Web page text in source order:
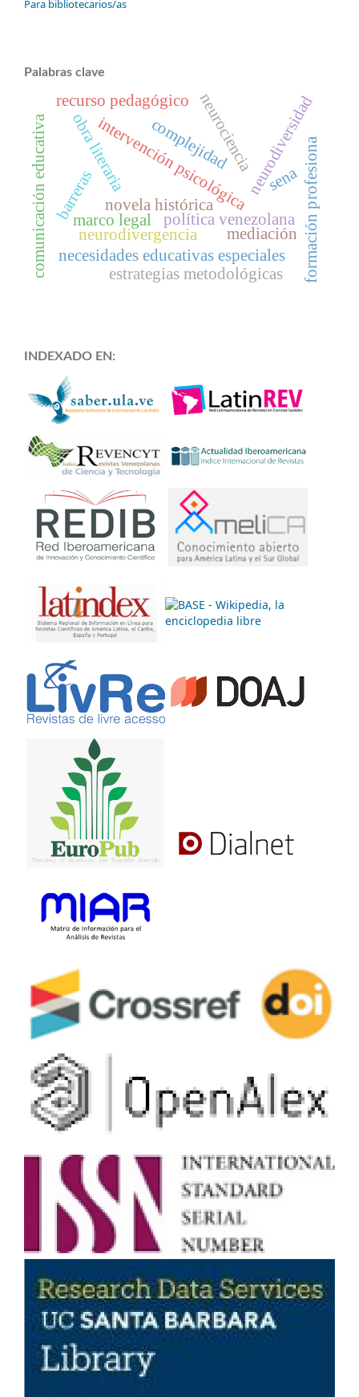
Para bibliotecarios/as
Palabras clave
intervención psicológica
política venezolana
neurodivergencia
neurodiversidad
neurociencia
mediación
recurso pedagógico
novela histórica
obra literaria complejidad formación profesiona
sena
necesidades educativas especiales
comunicación educativa estrategias metodológicas
marco legal
barreras
INDEXADO EN: